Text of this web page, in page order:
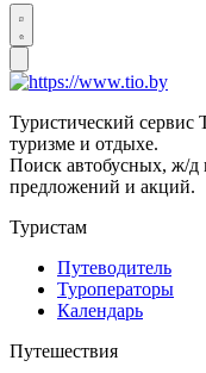
Туристический
туризме и отдыхе.
Поиск автобусных, ж/д
предложений и акций.
Туристам
Путеводитель
Туроператоры
Календарь
Путешествия